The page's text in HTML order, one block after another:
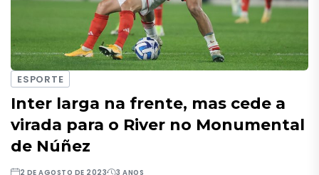
ESPORTE
Inter larga na frente, mas cede a
virada para o River no Monumental
de Núñez
2 DE AGOSTO DE 2023 3 ANOS